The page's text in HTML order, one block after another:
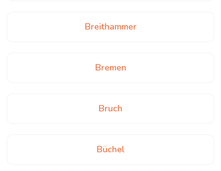
Breithammer
Bremen
Bruch
Büchel